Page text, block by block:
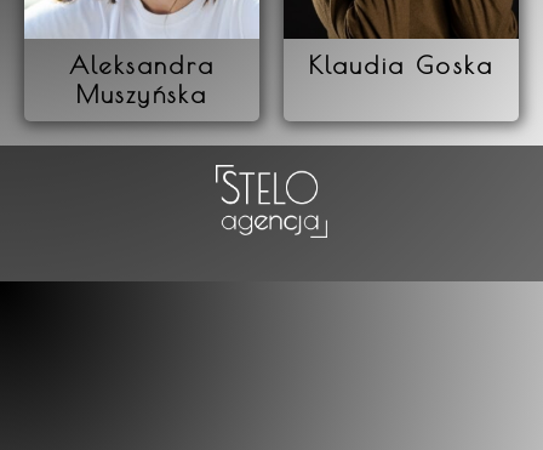
Prawo jazdy
Aleksandra
Muszyńska
Klaudia Goska